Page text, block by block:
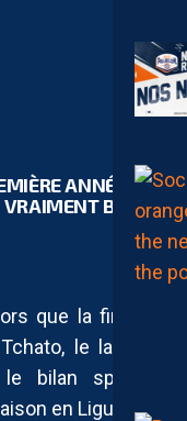
ANNÉE
VRAIMENT BIEN
que la fin de
le latéral
bilan sportif
en Ligue 2: